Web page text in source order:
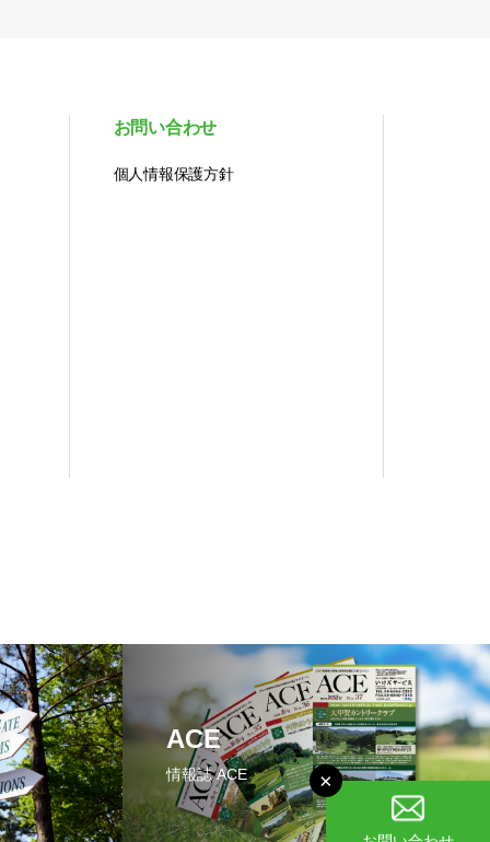
お問い合わせ
個人情報保護方針
ACE
情報誌 ACE ×